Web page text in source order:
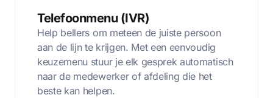
Telefoonmenu (IVR)
Help bellers om meteen de juiste persoon
aan de lijn te krijgen. Met een eenvoudig
keuzemenu stuur je elk gesprek automatisch
naar de medewerker of afdeling die het
beste kan helpen.